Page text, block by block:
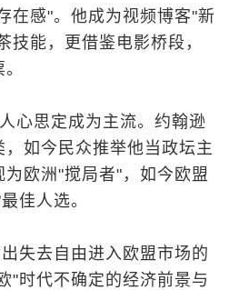
在感"。他成为视频博客"新
技能，更借鉴电影桥段，
心思定成为主流。约翰逊
如今民众推举他当政坛主
欧洲"搅局者"，如今欧盟
佳人选。
失去自由进入欧盟市场的
"时代不确定的经济前景与